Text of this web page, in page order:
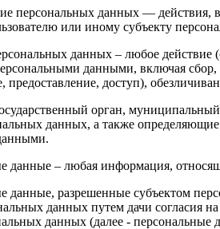
персональных данных — действия,
или иному субъекту
данных – любое действие
данными, включая
предоставление, доступ),
орган,
данных, а также
данные – любая информация,
данные, разрешенные субъектом
данных путем дачи согласия
данных (далее - персональные